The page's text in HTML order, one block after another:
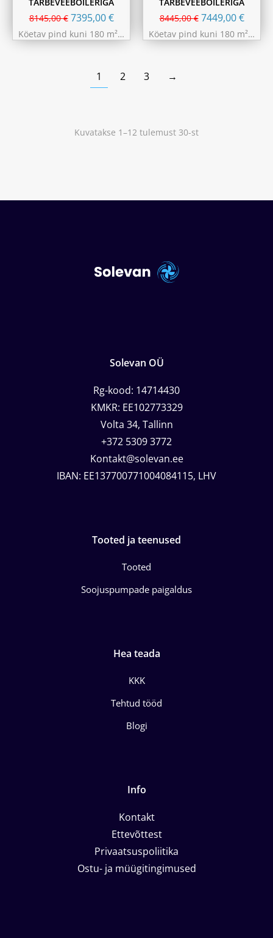
8145,00€ 7395,00€
Köetav pind kuni 180 m²…
8445,00€ 7449,00€
Köetav pind kuni 180 m²…
1 2 3 →
Kuvatakse 1–12 tulemust 30-st
Solevan OÜ
Rg-kood: 14714430
KMKR: EE102773329
Volta 34, Tallinn
+372 5309 3772
Kontakt@solevan.ee
IBAN: EE137700771004084115, LHV
Tooted ja teenused
Tooted
Soojuspumpade paigaldus
Hea teada
KKK
Tehtud tööd
Blogi
Info
Kontakt
Ettevõttest
Privaatsuspoliitika
Ostu- ja müügitingimused